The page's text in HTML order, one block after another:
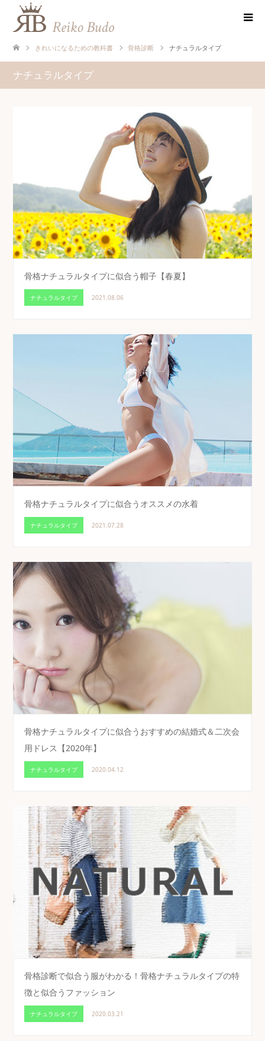
きれいになるための教科書 骨格診断 ナチュラルタイプ
ナチュラルタイプ
骨格ナチュラルタイプに似合う帽子【春夏】
ナチュラルタイプ 2021.08.06
骨格ナチュラルタイプに似合うオススメの水着
ナチュラルタイプ 2021.07.28
骨格ナチュラルタイプに似合うおすすめの結婚式＆二次会
用ドレス【2020年】
ナチュラルタイプ 2020.04.12
骨格診断で似合う服がわかる！骨格ナチュラルタイプの特
徴と似合うファッション
ナチュラルタイプ 2020.03.21